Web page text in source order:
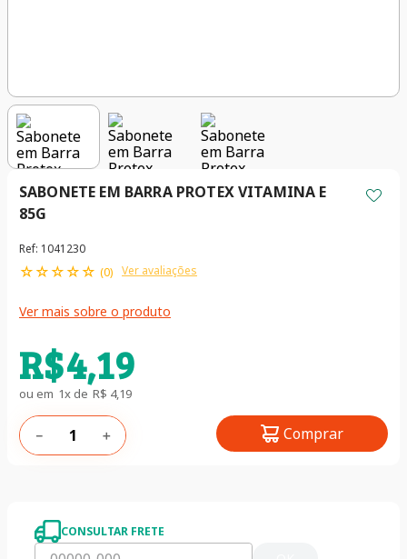
SABONETE EM BARRA PROTEX VITAMINA E
85G
Ref: 1041230
☆☆☆☆☆ (0) Ver avaliações
Ver mais sobre o produto
R$4,19
ou em 1x de R$ 4,19
＋
－ Comprar
CONSULTAR FRETE